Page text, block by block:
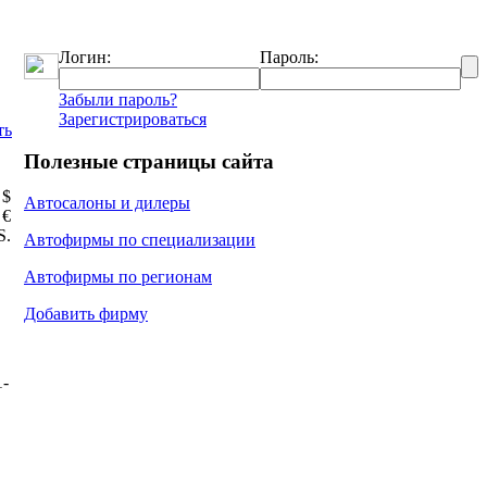
Логин: Пароль:
Забыли пароль?
Зарегистрироваться
Полезные страницы сайта
Автосалоны и дилеры
Автофирмы по специализации
Автофирмы по регионам
Добавить фирму